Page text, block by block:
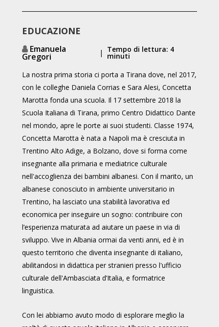
EDUCAZIONE
Emanuela
Gregori | Tempo di lettura: 4
minuti
La nostra prima storia ci porta a Tirana dove, nel 2017,
con le colleghe Daniela Corrias e Sara Alesi, Concetta
Marotta fonda una scuola. Il 17 settembre 2018 la
Scuola Italiana di Tirana, primo Centro Didattico Dante
nel mondo, apre le porte ai suoi studenti. Classe 1974,
Concetta Marotta è nata a Napoli ma è cresciuta in
Trentino Alto Adige, a Bolzano, dove si forma come
insegnante alla primaria e mediatrice culturale
nell'accoglienza dei bambini albanesi. Con il marito, un
albanese conosciuto in ambiente universitario in
Trentino, ha lasciato una stabilità lavorativa ed
economica per inseguire un sogno: contribuire con
l’esperienza maturata ad aiutare un paese in via di
sviluppo. Vive in Albania ormai da venti anni, ed è in
questo territorio che diventa insegnante di italiano,
abilitandosi in didattica per stranieri presso l'ufficio
culturale dell'Ambasciata d’Italia, e formatrice
linguistica.
Con lei abbiamo avuto modo di esplorare meglio la